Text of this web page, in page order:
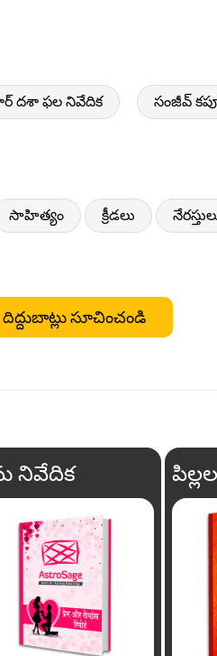
దశా ఫల నివేదిక సంజీవ్
సాహిత్యం క్రీడలు
దిద్దుబాట్లు సూచించండి
నివేదిక